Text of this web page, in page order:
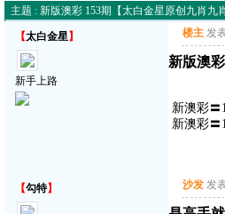
主题 : 新版澳彩 153期【太白金星原创九肖九
【太白金星】
新手上路
楼主 发
新版澳
新澳彩〓
新澳彩〓
【勾特】 沙发 发